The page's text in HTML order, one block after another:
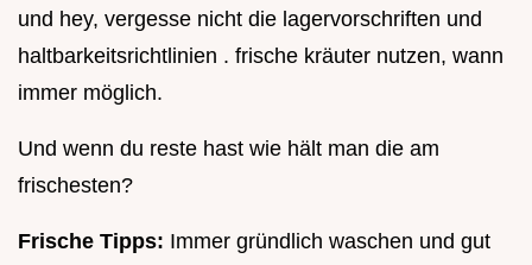
und hey, vergesse nicht die lagervorschriften und
haltbarkeitsrichtlinien . frische kräuter nutzen, wann
immer möglich.
Und wenn du reste hast wie hält man die am
frischesten?
Frische Tipps: Immer gründlich waschen und gut